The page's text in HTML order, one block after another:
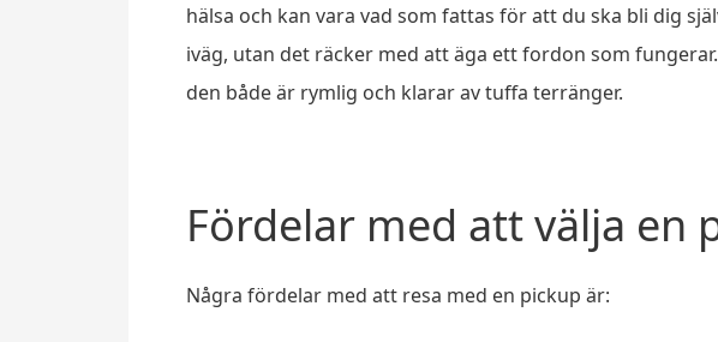
hälsa och kan vara vad som fattas för att du ska bli dig
iväg, utan det räcker med att äga ett fordon som
den både är rymlig och klarar av tuffa terränger.
Fördelar med att välja en
Några fördelar med att resa med en pickup är: